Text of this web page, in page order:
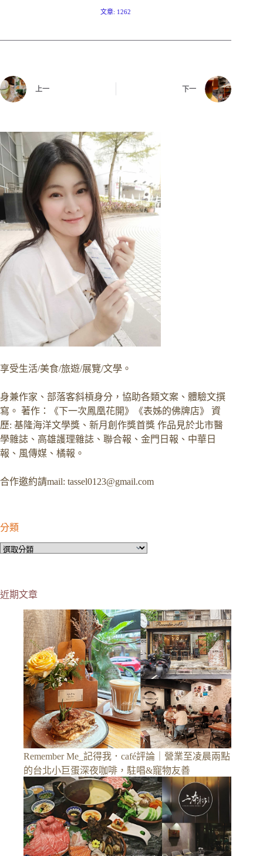
文章: 1262
上一 下一
享受生活/美食/旅遊/展覽/文學。
身兼作家、部落客斜槓身分，協助各類文案、體驗文撰
寫。 著作：《下一次鳳凰花開》《表姊的佛牌店》 資
歷: 基隆海洋文學獎、新月創作獎首獎 作品見於北市醫
學雜誌、高雄護理雜誌、聯合報、金門日報、中華日
報、風傳媒、橘報。
合作邀約請mail: tassel0123@gmail.com
分類
分
近期文章
Remember Me_記得我．café評論｜營業至凌晨兩點
的台北小巨蛋深夜咖啡，駐唱&寵物友善